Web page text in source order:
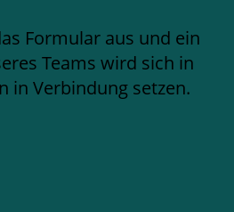
Formular aus und ein
Teams wird sich in
in Verbindung setzen.